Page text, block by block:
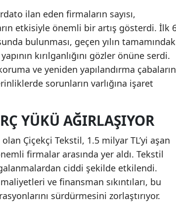
ilan eden firmaların sayısı,
etkisiyle önemli bir artış gösterdi. İlk
bulunması, geçen yılın
kırılganlığını gözler önüne serdi.
ve yeniden yapılandırma
sorunların varlığına işaret
YÜKÜ AĞIRLAŞIYOR
Çiçekçi Tekstil, 1.5 milyar TL’yi aşan
firmalar arasında yer aldı. Tekstil
ciddi şekilde etkilendi.
ve finansman sıkıntıları, bu
sürdürmesini zorlaştırıyor.